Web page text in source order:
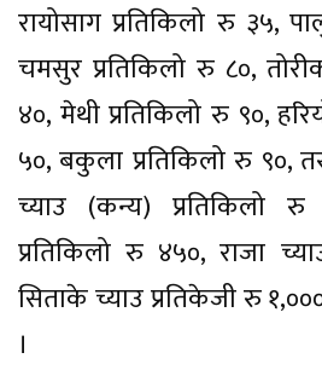
रायोसाग प्रतिकिलो रु ३५,
चमसुर प्रतिकिलो रु ८०,
४०, मेथी प्रतिकिलो रु ९०,
५०, बकुला प्रतिकिलो रु ९०,
च्याउ (कन्य) प्रतिकिलो
प्रतिकिलो रु ४५०, राजा
सिताके च्याउ प्रतिकेजी रु
।